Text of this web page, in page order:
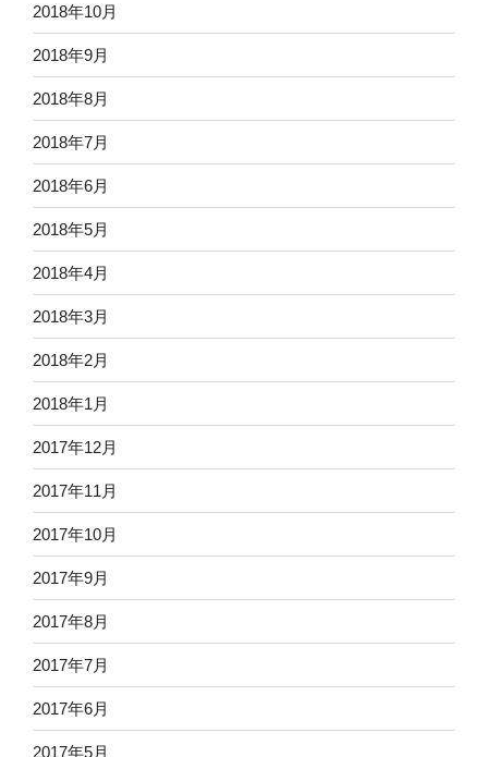
2018年10月
2018年9月
2018年8月
2018年7月
2018年6月
2018年5月
2018年4月
2018年3月
2018年2月
2018年1月
2017年12月
2017年11月
2017年10月
2017年9月
2017年8月
2017年7月
2017年6月
2017年5月